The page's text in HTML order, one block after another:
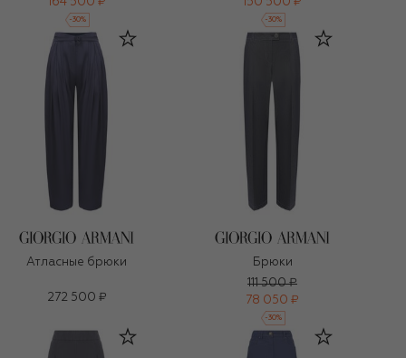
-30% -30%
Атласные брюки
272 500 ₽
Брюки
111 500 ₽
78 050 ₽
-30%